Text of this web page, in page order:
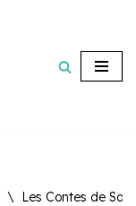
\ Les Contes de